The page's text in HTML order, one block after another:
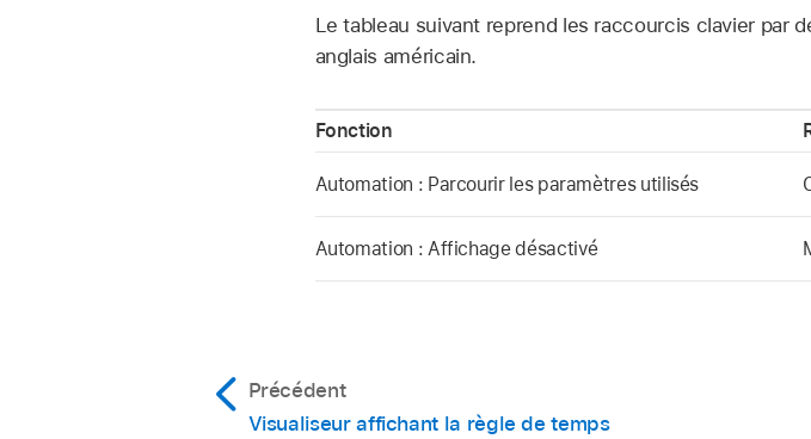
Le tableau suivant reprend les raccourcis clavier par
anglais américain.
Fonction
Automation : Parcourir les paramètres utilisés
Automation : Affichage désactivé
Précédent
Visualiseur affichant la règle de temps